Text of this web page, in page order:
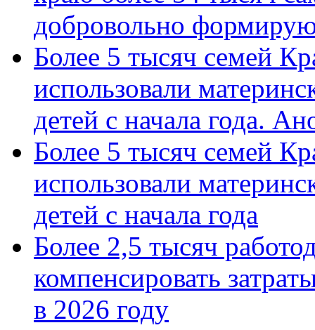
добровольно
Более 5 тысяч семей
использовали
детей с начала года.
Более 5 тысяч семей
использовали
детей с начала года
Более 2,5 тысяч
компенсировать
в 2026 году